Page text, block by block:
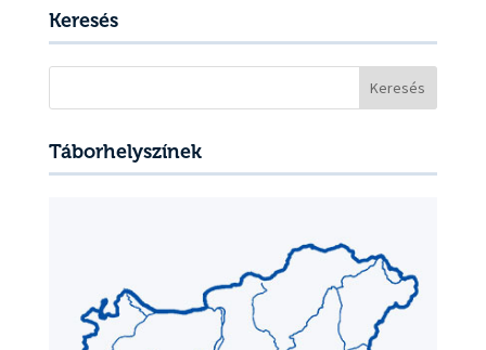
Keresés
Táborhelyszínek